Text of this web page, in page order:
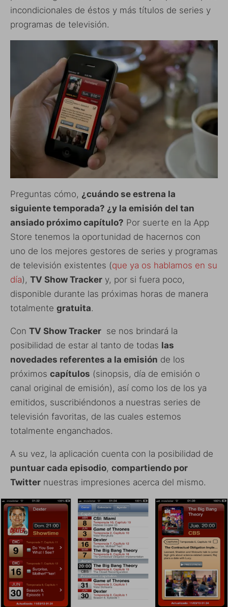
incondicionales de éstos y más títulos de series y
programas de televisión.
Preguntas cómo, ¿cuándo se estrena la
siguiente temporada? ¿y la emisión del tan
ansiado próximo capítulo? Por suerte en la App
Store tenemos la oportunidad de hacernos con
uno de los mejores gestores de series y programas
de televisión existentes (que ya os hablamos en su
día), TV Show Tracker y, por si fuera poco,
disponible durante las próximas horas de manera
totalmente gratuita.
Con TV Show Tracker se nos brindará la
posibilidad de estar al tanto de todas las
novedades referentes a la emisión de los
próximos capítulos (sinopsis, día de emisión o
canal original de emisión), así como los de los ya
emitidos, suscribiéndonos a nuestras series de
televisión favoritas, de las cuales estemos
totalmente enganchados.
A su vez, la aplicación cuenta con la posibilidad de
puntuar cada episodio, compartiendo por
Twitter nuestras impresiones acerca del mismo.